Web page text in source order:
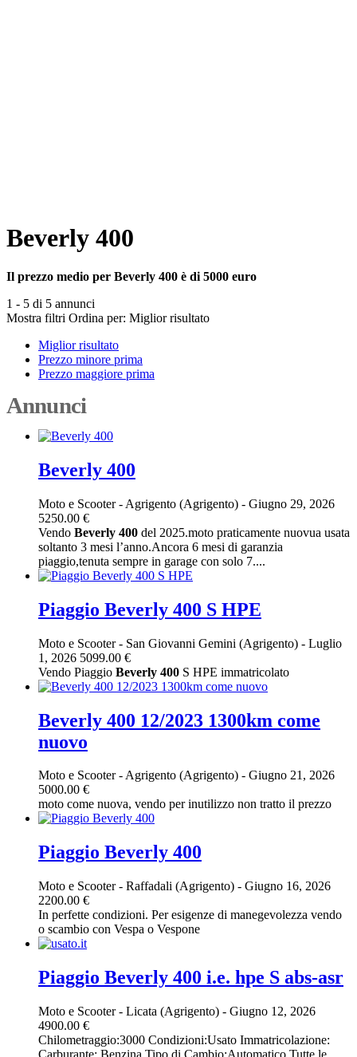
Beverly 400
Il prezzo medio per Beverly 400 è di 5000 euro
1 - 5 di 5 annunci
Mostra filtri Ordina per: Miglior risultato
Miglior risultato
Prezzo minore prima
Prezzo maggiore prima
Annunci
Beverly 400
Moto e Scooter- Agrigento (Agrigento) - Giugno 29, 2026
5250.00 €
Vendo Beverly 400 del 2025.moto praticamente nuovua usata
soltanto 3 mesi l’anno.Ancora 6 mesi di garanzia
piaggio,tenuta sempre in garage con solo 7....
Piaggio Beverly 400 S HPE
Moto e Scooter- San Giovanni Gemini (Agrigento) - Luglio
1, 2026 5099.00 €
Vendo Piaggio Beverly 400 S HPE immatricolato
Beverly 400 12/2023 1300km come
nuovo
Moto e Scooter-Agrigento (Agrigento) - Giugno 21, 2026
5000.00 €
moto come nuova, vendo per inutilizzo non tratto il prezzo
Piaggio Beverly 400
Moto e Scooter- Raffadali (Agrigento) - Giugno 16, 2026
2200.00 €
In perfette condizioni. Per esigenze di manegevolezza vendo
o scambio con Vespa o Vespone
Piaggio Beverly 400 i.e. hpe S abs-asr
Moto e Scooter- Licata (Agrigento) - Giugno 12, 2026
4900.00 €
Chilometraggio:3000 Condizioni:Usato Immatricolazione:
Carburante: Benzina Tipo di Cambio:Automatico Tutte le